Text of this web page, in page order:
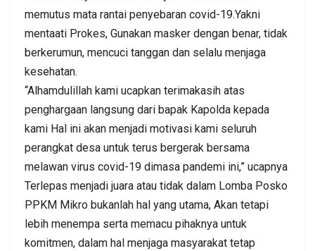
memutus mata rantai penyebaran covid-19.Yakni
mentaati Prokes, Gunakan masker dengan benar, tidak
berkerumun, mencuci tanggan dan selalu menjaga
kesehatan.
“Alhamdulillah kami ucapkan terimakasih atas
penghargaan langsung dari bapak Kapolda kepada
kami Hal ini akan menjadi motivasi kami seluruh
perangkat desa untuk terus bergerak bersama
melawan virus covid-19 dimasa pandemi ini,” ucapnya
Terlepas menjadi juara atau tidak dalam Lomba Posko
PPKM Mikro bukanlah hal yang utama, Akan tetapi
lebih menempa serta memacu pihaknya untuk
komitmen, dalam hal menjaga masyarakat tetap